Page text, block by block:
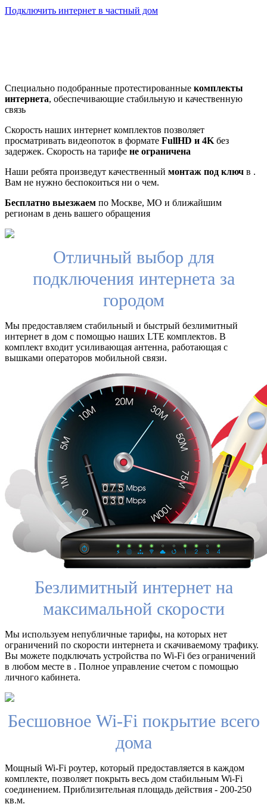
Подключить интернет в частный дом
Специально подобранные протестированные комплекты
интернета, обеспечивающие стабильную и качественную
связь
Скорость наших интернет комплектов позволяет
просматривать видеопоток в формате FullHD и 4K без
задержек. Скорость на тарифе не ограничена
Наши ребята произведут качественный монтаж под ключ в .
Вам не нужно беспокоиться ни о чем.
Бесплатно выезжаем по Москве, МО и ближайшим
регионам в день вашего обращения
Отличный выбор для
подключения интернета за
городом
Мы предоставляем стабильный и быстрый безлимитный
интернет в дом с помощью наших LTE комплектов. В
комплект входит усиливающая антенна, работающая с
вышками операторов мобильной связи.
Безлимитный интернет на
максимальной скорости
Мы используем непубличные тарифы, на которых нет
ограничений по скорости интернета и скачиваемому трафику.
Вы можете подключать устройства по Wi-Fi без ограничений
в любом месте в . Полное управление счетом с помощью
личного кабинета.
Бесшовное Wi-Fi покрытие всего
дома
Мощный Wi-Fi роутер, который предоставляется в каждом
комплекте, позволяет покрыть весь дом стабильным Wi-Fi
соединением. Приблизительная площадь действия - 200-250
кв.м.